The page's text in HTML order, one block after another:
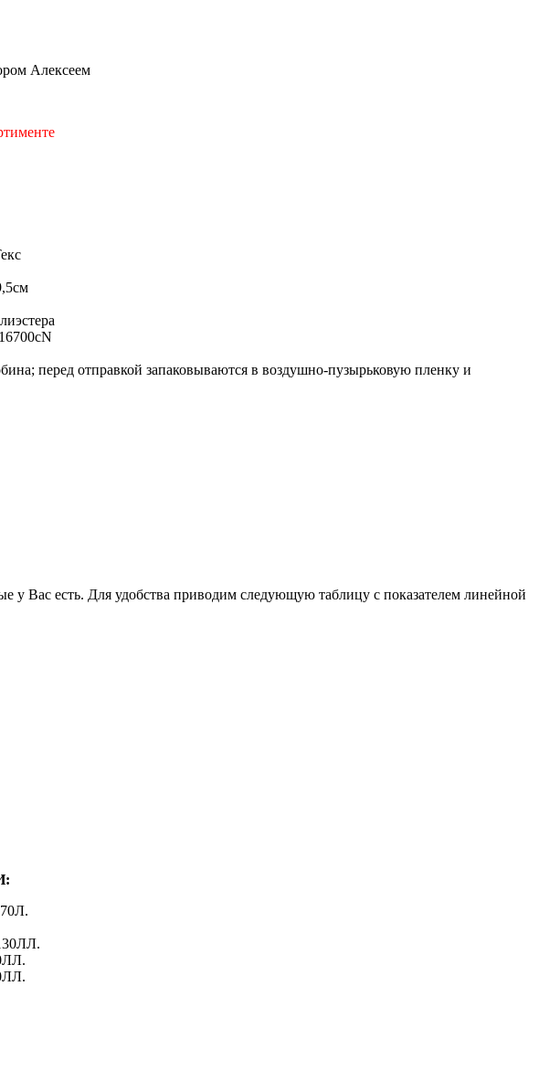
Алексеем
перед отправкой запаковываются в воздушно-пузырьковую пленку и
у Вас есть. Для удобства приводим следующую таблицу с показателем линейной